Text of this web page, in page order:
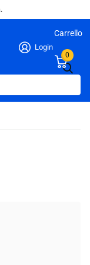
Login
Carrello
0